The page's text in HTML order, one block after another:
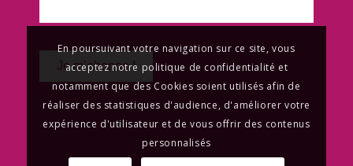
En poursuivant votre navigation sur ce site, vous
acceptez notre politique de confidentialité et
notamment que des Cookies soient utilisés afin de
réaliser des statistiques d'audience, d'améliorer votre
expérience d'utilisateur et de vous offrir des contenus
personnalisés